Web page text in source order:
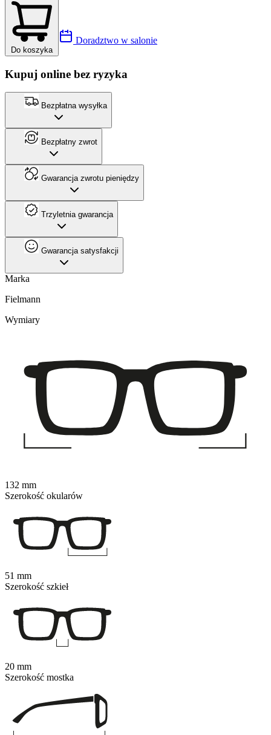
Do koszyka
Doradztwo w salonie
Kupuj online bez ryzyka
Bezpłatna wysyłka
Bezpłatny zwrot
Gwarancja zwrotu pieniędzy
Trzyletnia gwarancja
Gwarancja satysfakcji
Marka
Fielmann
Wymiary
132 mm
Szerokość okularów
51 mm
Szerokość szkieł
20 mm
Szerokość mostka